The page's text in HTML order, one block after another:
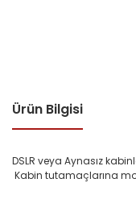
Ürün Bilgisi
DSLR veya Aynasız
Kabin tutamaçlarına